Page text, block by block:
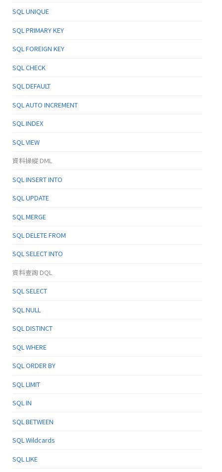
SQL UNIQUE
SQL PRIMARY KEY
SQL FOREIGN KEY
SQL CHECK
SQL DEFAULT
SQL AUTO INCREMENT
SQL INDEX
SQL VIEW
資料操縱 DML
SQL INSERT INTO
SQL UPDATE
SQL MERGE
SQL DELETE FROM
SQL SELECT INTO
資料查詢 DQL
SQL SELECT
SQL NULL
SQL DISTINCT
SQL WHERE
SQL ORDER BY
SQL LIMIT
SQL IN
SQL BETWEEN
SQL Wildcards
SQL LIKE